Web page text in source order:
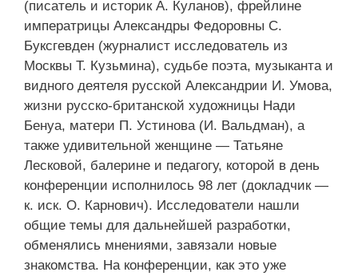
(писатель и историк А. Куланов), фрейлине
императрицы Александры Федоровны С.
Буксгевден (журналист исследователь из
Москвы Т. Кузьмина), судьбе поэта, музыканта и
видного деятеля русской Александрии И. Умова,
жизни русско-британской художницы Нади
Бенуа, матери П. Устинова (И. Вальдман), а
также удивительной женщине — Татьяне
Лесковой, балерине и педагогу, которой в день
конференции исполнилось 98 лет (докладчик —
к. иск. О. Карнович). Исследователи нашли
общие темы для дальнейшей разработки,
обменялись мнениями, завязали новые
знакомства. На конференции, как это уже